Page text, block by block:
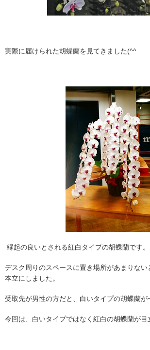
実際に届けられた胡蝶蘭を見てきました(^^ゞ
縁起の良いとされる紅白タイプの胡蝶蘭です。
デスク周りのスペースに置き場所があまりない
本立にしました。
受取先が男性の方だと、白いタイプの胡蝶蘭が
今回は、白いタイプではなく紅白の胡蝶蘭が目